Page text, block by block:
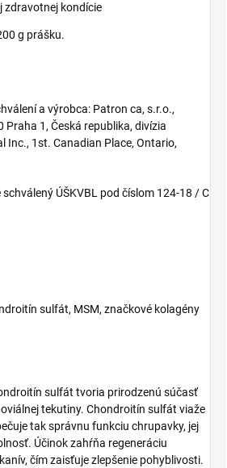
zdravotnej kondície
g prášku.
a výrobca: Patron ca, s.r.o.,
1, Česká republika, divízia
Inc., 1st. Canadian Place, Ontario,
ÚŠKVBL pod číslom 124-18 / C
sulfát, MSM, značkové kolagény
sulfát tvoria prirodzenú súčasť
tekutiny. Chondroitín sulfát viaže
tak správnu funkciu chrupavky, jej
Účinok zahŕňa regeneráciu
čím zaisťuje zlepšenie pohyblivosti.